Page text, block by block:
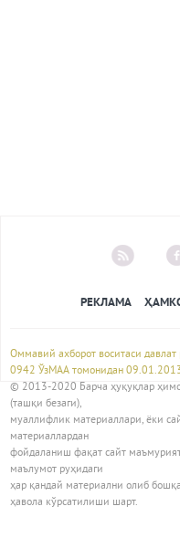
РЕКЛАМА
Оммавий ахборот воситаси
0942 ЎзМАА томонидан
© 2013-2020 Барча ҳуқуқлар
(ташқи безаги),
муаллифлик материаллари, ёки
материаллардан
фойдаланиш фақат сайт
маълумот руҳидаги
ҳар қандай материални олиб
ҳавола кўрсатилиши шарт.